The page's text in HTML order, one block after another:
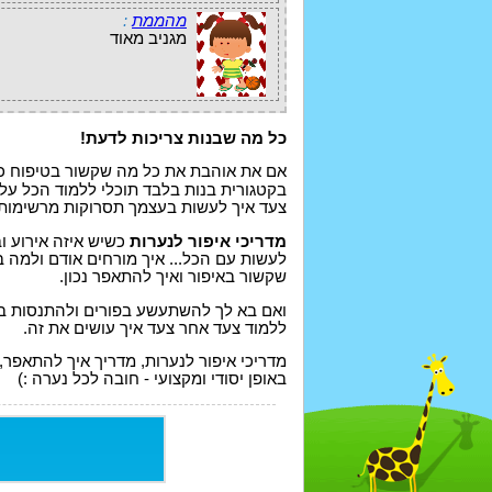
מהממת :
מגניב מאוד
כל מה שבנות צריכות לדעת!
אם את אוהבת את כל מה שקשור בטיפוח
בקטגורית בנות בלבד תוכלי ללמוד הכל
צעד איך לעשות בעצמך תסרוקות
מדריכי איפור לנערות כשיש איזה אירוע
לעשות עם הכל... איך מורחים אודם
שקשור באיפור ואיך להתאפר נכון.
ואם בא לך להשתעשע בפורים ולהתנסות
ללמוד צעד אחר צעד איך עושים את זה.
מדריכי איפור לנערות, מדריך איך להתאפר,
באופן יסודי ומקצועי - חובה לכל נערה :)